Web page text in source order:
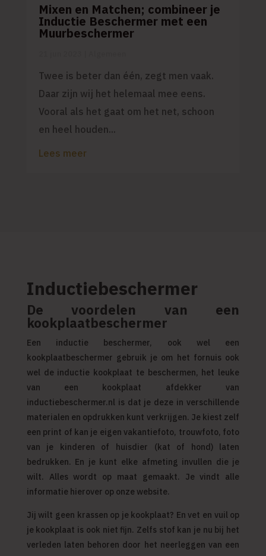
Mixen en Matchen; combineer je
Inductie Beschermer met een
Muurbeschermer
Twee is beter dan één, zegt men vaak.
Daar zijn wij het helemaal mee eens.
Vooral als het gaat om het net, schoon
en heel houden...
Lees meer
Inductiebeschermer
De voordelen van een
kookplaatbeschermer
Een inductie beschermer, ook wel een
kookplaatbeschermer gebruik je om het fornuis ook
wel de inductie kookplaat te beschermen, het leuke
van een kookplaat afdekker van
inductiebeschermer.nlis dat je deze in verschillende
materialen en opdrukken kunt verkrijgen. Je kiest zelf
een print of kan je eigen vakantiefoto, trouwfoto, foto
van je kinderen of huisdier (kat of hond) laten
bedrukken. En je kunt elke afmeting invullen die je
wilt. Alles wordt op maat gemaakt. Je vindt alle
informatie hierover op onze website.
Jij wilt geen krassen op je kookplaat? En vet en vuil op
je kookplaat is ook niet fijn. Zelfs stof kan je nu bij het
verleden laten behoren door het neerleggen van een